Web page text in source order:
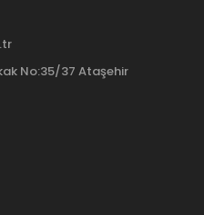
No:35/37 Ataşehir